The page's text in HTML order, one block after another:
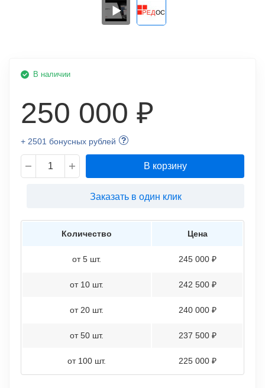
В наличии
250 000 ₽
+ 2501 бонусных рублей
В корзину
Заказать в один клик
Количество Цена
от 5 шт. 245 000 ₽
от 10 шт. 242 500 ₽
от 20 шт. 240 000 ₽
от 50 шт. 237 500 ₽
от 100 шт. 225 000 ₽